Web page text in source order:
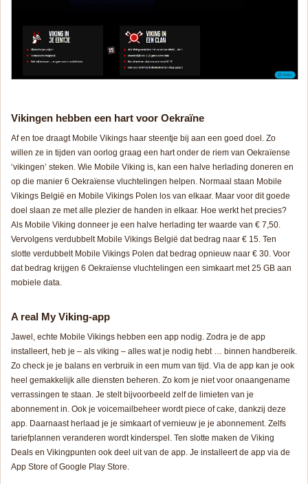
Vikingen hebben een hart voor Oekraïne
Af en toe draagt Mobile Vikings haar steentje bij aan een goed doel. Zo
willen ze in tijden van oorlog graag een hart onder de riem van Oekraïense
‘vikingen’ steken. Wie Mobile Viking is, kan een halve herlading doneren en
op die manier 6 Oekraïense vluchtelingen helpen. Normaal staan Mobile
Vikings België en Mobile Vikings Polen los van elkaar. Maar voor dit goede
doel slaan ze met alle plezier de handen in elkaar. Hoe werkt het precies?
Als Mobile Viking donneer je een halve herlading ter waarde van € 7,50.
Vervolgens verdubbelt Mobile Vikings België dat bedrag naar € 15. Ten
slotte verdubbelt Mobile Vikings Polen dat bedrag opnieuw naar € 30. Voor
dat bedrag krijgen 6 Oekraïense vluchtelingen een simkaart met 25 GB aan
mobiele data.
A real My Viking-app
Jawel, echte Mobile Vikings hebben een app nodig. Zodra je de app
installeert, heb je – als viking – alles wat je nodig hebt … binnen handbereik.
Zo check je je balans en verbruik in een mum van tijd. Via de app kan je ook
heel gemakkelijk alle diensten beheren. Zo kom je niet voor onaangename
verrassingen te staan. Je stelt bijvoorbeeld zelf de limieten van je
abonnement in. Ook je voicemailbeheer wordtpiece of cake , dankzij deze
app. Daarnaast herlaad je je simkaart of vernieuw je je abonnement. Zelfs
tariefplannen veranderen wordt kinderspel. Ten slotte maken de Viking
Deals en Vikingpunten ook deel uit van de app. Je installeert de app via de
App Store of Google Play Store.